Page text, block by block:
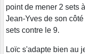
point de mener 2 sets
Jean-Yves de son
sets contre le 9.
Loïc s'adapte bien au